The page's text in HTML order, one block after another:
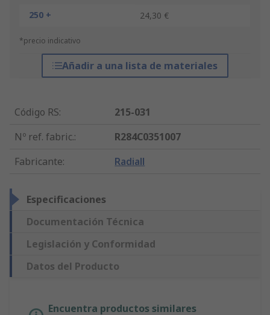
250 +
24,30 €
*precio indicativo
Añadir a una lista de materiales
Código RS:
215-031
Nº ref. fabric.:
R284C0351007
Fabricante: Radiall
Especificaciones
Documentación Técnica
Legislación y Conformidad
Datos del Producto
Encuentra productos similares